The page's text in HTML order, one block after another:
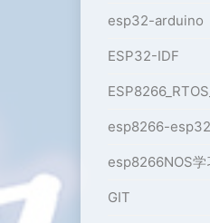
esp32-arduino
ESP32-IDF
esp8266-esp32
esp8266NOS学
GIT